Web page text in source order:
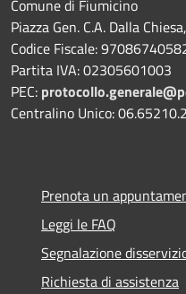
Comune di Fiumicino
Piazza Gen. C.A. Dalla
Codice Fiscale:
Partita IVA: 02305601003
PEC:
Centralino Unico:
Prenota un
Leggi le FAQ
Segnalazione
Richiesta di assistenza